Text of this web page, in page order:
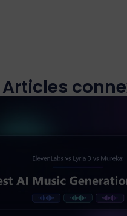
Articles